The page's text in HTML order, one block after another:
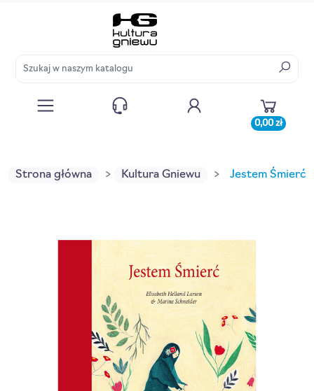
0,00 zł
Strona główna Kultura Gniewu Jestem Śmierć